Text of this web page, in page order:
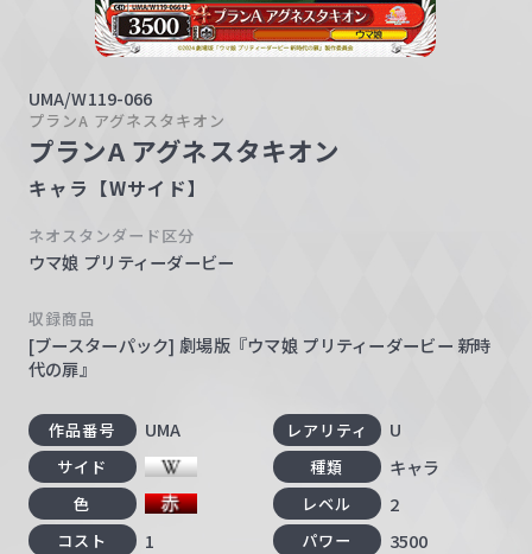
UMA/W119-066
プランA アグネスタキオン
プランA アグネスタキオン
キャラ【Wサイド】
ネオスタンダード区分
ウマ娘 プリティーダービー
収録商品
[ブースターパック] 劇場版『ウマ娘 プリティーダービー 新時
代の扉』
作品番号 UMA レアリティ U
サイド 種類 キャラ
色 レベル 2
コスト 1 パワー 3500